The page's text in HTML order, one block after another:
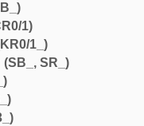
1)
1_)
SR_)